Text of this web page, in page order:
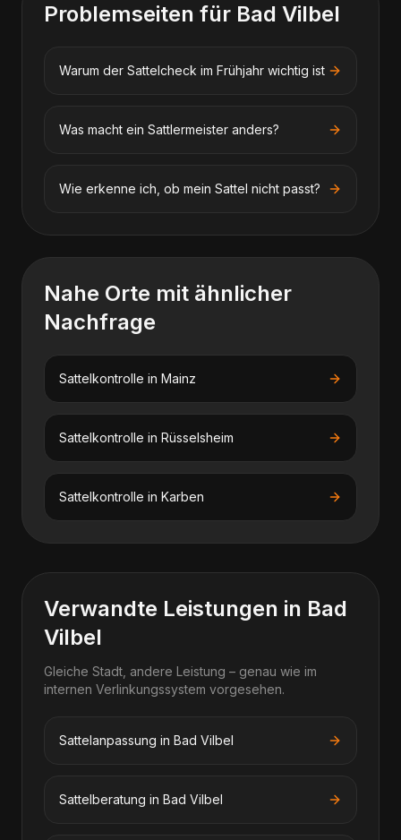
Problemseiten für Bad Vilbel
Warum der Sattelcheck im Frühjahr wichtig ist
Was macht ein Sattlermeister anders?
Wie erkenne ich, ob mein Sattel nicht passt?
Nahe Orte mit ähnlicher
Nachfrage
Sattelkontrolle in Mainz
Sattelkontrolle in Rüsselsheim
Sattelkontrolle in Karben
Verwandte Leistungen in Bad
Vilbel
Gleiche Stadt, andere Leistung – genau wie im
internen Verlinkungssystem vorgesehen.
Sattelanpassung in Bad Vilbel
Sattelberatung in Bad Vilbel